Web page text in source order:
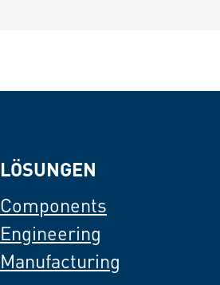
LÖSUNGEN
Components
Engineering
Manufacturing